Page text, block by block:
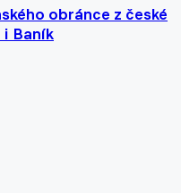
obránce z české
i Baník